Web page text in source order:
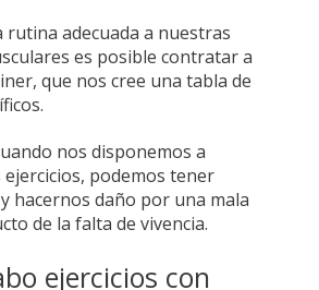
rutina adecuada a nuestras
es posible contratar a
que nos cree una tabla de
nos disponemos a
podemos tener
hacernos daño por una mala
de la falta de vivencia.
ejercicios con